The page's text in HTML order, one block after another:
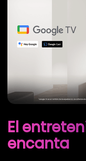
El
encanta